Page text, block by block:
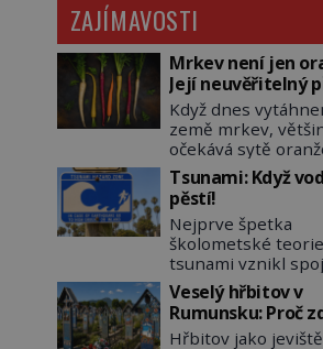
ZAJÍMAVOSTI
Mrkev není jen
Její neuvěřitelný
začíná fialovou
Když dnes
země mrkev,
očekává sytě
kořen. Jenže po
své historie je
všechno možné, jen
oranžová. Je fialová,
bílá, někdy
černá. Až díky
pečlivého šlechtění
stává zelenina,
si českou zahradu
Tsunami: Když
pěstí!
Nejprve špetka
školometské
tsunami vznikl
japonských slov tsu
(přístav) a nami
Jedná se o
která je na volném
Veselý hřbitov v
Rumunsku: Proč
pohřební plačky
Hřbitov jako